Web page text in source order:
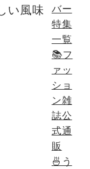
い風味
バー
特集
一覧
📚フ
ァッ
ショ
ン雑
誌公
式通
販
🍜う